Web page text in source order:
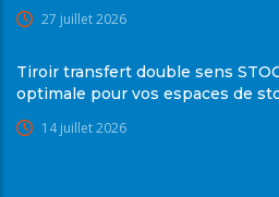
27 juillet 2026
Tiroir transfert double sens
optimale pour vos espaces de
14 juillet 2026